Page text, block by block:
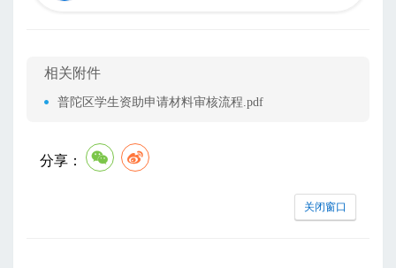
相关附件
普陀区学生资助申请材料审核流程.pdf
分享：
关闭窗口